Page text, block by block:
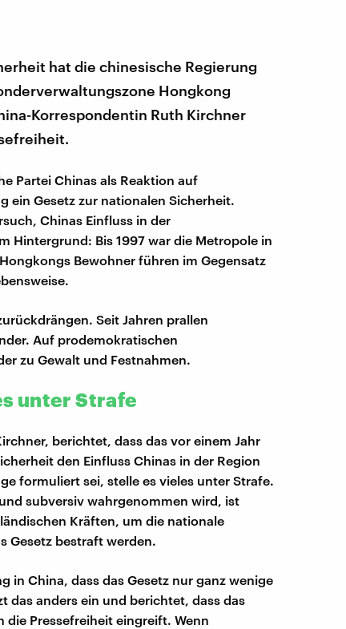
hat die chinesische Regierung
Hongkong
Korrespondentin Ruth Kirchner
Partei Chinas als Reaktion auf
ein Gesetz zur nationalen Sicherheit.
Chinas Einfluss in der
Hintergrund: Bis 1997 war die Metropole in
Bewohner führen im Gegensatz
Seit Jahren prallen
Auf prodemokratischen
zu Gewalt und Festnahmen.
unter Strafe
berichtet, dass das vor einem Jahr
den Einfluss Chinas in der Region
formuliert sei, stelle es vieles unter Strafe.
subversiv wahrgenommen wird, ist
Kräften, um die nationale
Gesetz bestraft werden.
in China, dass das Gesetz nur ganz wenige
das anders ein und berichtet, dass das
die Pressefreiheit eingreift. Wenn